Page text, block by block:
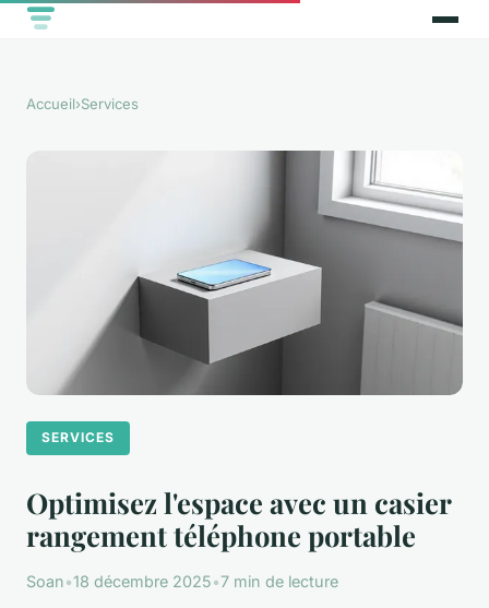
Accueil›Services
SERVICES
Optimisez l'espace avec un casier
rangement téléphone portable
Soan•18 décembre 2025•7 min de lecture